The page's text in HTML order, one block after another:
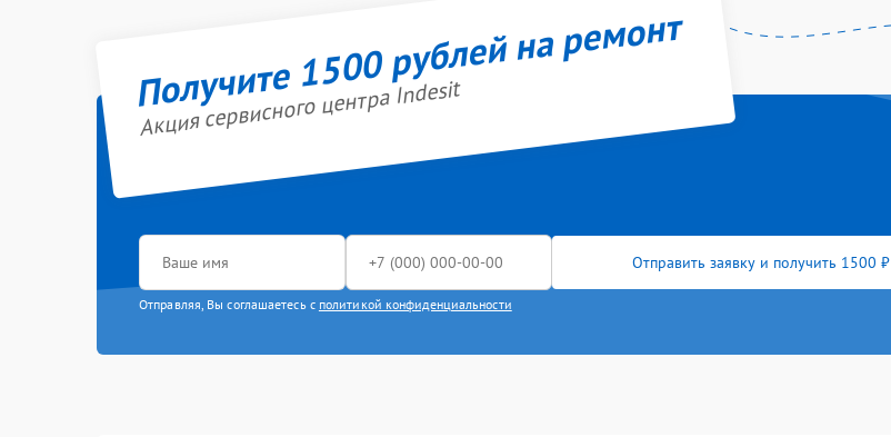
Получите 1500 рублей на ремонт
Акция сервисного центра Indesit
Отправить заявку и получить 1500 ₽
Отправляя, Вы соглашаетесь с политикой конфиденциальности